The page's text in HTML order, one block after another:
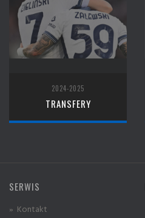
2024-2025
TRANSFERY
SERWIS
» Kontakt